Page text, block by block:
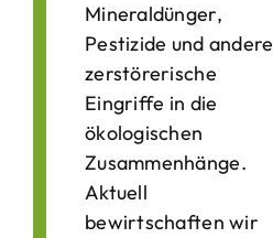
Mineraldünger,
Pestizide und andere
zerstörerische
Eingriffe in die
ökologischen
Zusammenhänge.
Aktuell
bewirtschaften wir